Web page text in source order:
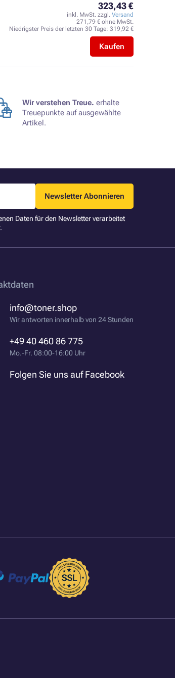
323,43 €
inkl. MwSt. zzgl. Versand
271,79 € ohne MwSt.
Niedrigster Preis der letzten 30 Tage: 319,92 €
Kaufen
Wir verstehen Treue. erhalte
Treuepunkte auf ausgewählte
Artikel.
Newsletter Abonnieren
Daten für den Newsletter verarbeitet
.
info@toner.shop
Wir antworten innerhalb von 24 Stunden
+49 40 460 86 775
Mo.-Fr. 08:00-16:00 Uhr
Folgen Sie uns auf Facebook